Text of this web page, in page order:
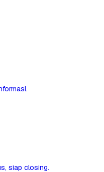
siap closing.